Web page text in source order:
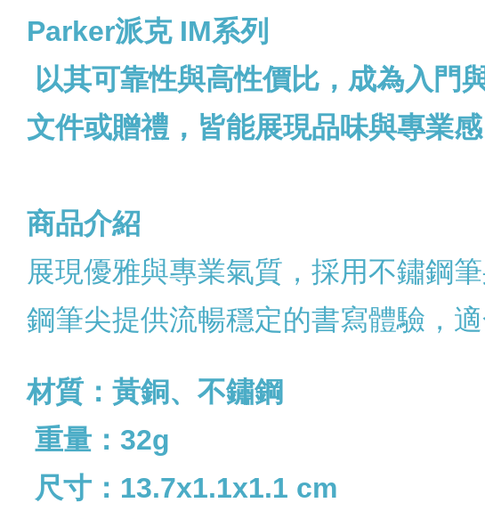
Parker派克 IM系列
以其可靠性與高性價比，成為入門
文件或贈禮，皆能展現品味與專業感
商品介紹
展現優雅與專業氣質，採用不鏽鋼
鋼筆尖提供流暢穩定的書寫體驗，
材質：黃銅、不鏽鋼
重量：32g
尺寸：13.7x1.1x1.1 cm